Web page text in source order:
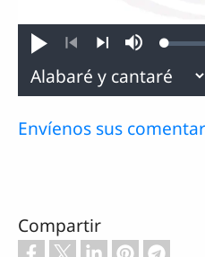
Reproducir
AnteriorSiguiente
Silenciar
Envíenos sus
Compartir